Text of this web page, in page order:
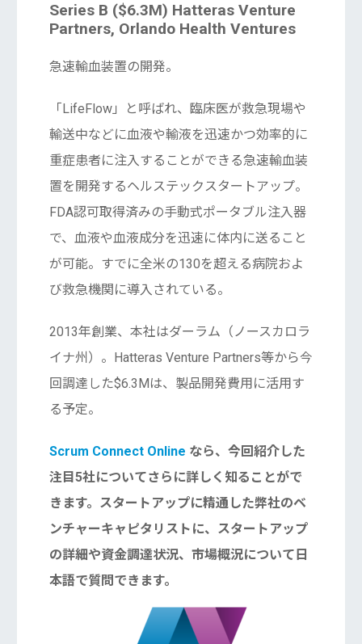
Series B ($6.3M) Hatteras Venture
Partners, Orlando Health Ventures
急速輸血装置の開発。
「LifeFlow」と呼ばれ、臨床医が救急現場や
輸送中などに血液や輸液を迅速かつ効率的に
重症患者に注入することができる急速輸血装
置を開発するヘルステックスタートアップ。
FDA認可取得済みの手動式ポータブル注入器
で、血液や血液成分を迅速に体内に送ること
が可能。すでに全米の130を超える病院およ
び救急機関に導入されている。
2013年創業、本社はダーラム（ノースカロラ
イナ州）。Hatteras Venture Partners等から今
回調達した$6.3Mは、製品開発費用に活用す
る予定。
Scrum Connect Online なら、今回紹介した
注目5社についてさらに詳しく知ることがで
きます。スタートアップに精通した弊社のベ
ンチャーキャピタリストに、スタートアップ
の詳細や資金調達状況、市場概況について日
本語で質問できます。